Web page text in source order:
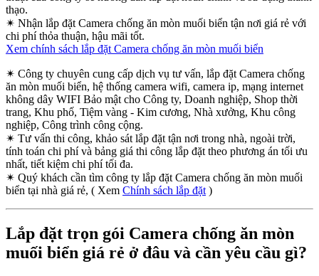
thạo.
✴ Nhận lắp đặt Camera chống ăn mòn muối biển tận nơi giá rẻ với
chi phí thỏa thuận, hậu mãi tốt.
Xem chính sách lắp đặt Camera chống ăn mòn muối biển
✴ Công ty chuyên cung cấp dịch vụ tư vấn, lắp đặt Camera chống
ăn mòn muối biển, hệ thống camera wifi, camera ip, mạng internet
không dây WIFI Bảo mật cho Công ty, Doanh nghiệp, Shop thời
trang, Khu phố, Tiệm vàng - Kim cương, Nhà xưởng, Khu công
nghiệp, Công trình công cộng.
✴ Tư vấn thi công, khảo sát lắp đặt tận nơi trong nhà, ngoài trời,
tính toán chi phí và bảng giá thi công lắp đặt theo phương án tối ưu
nhất, tiết kiệm chi phí tối đa.
✴ Quý khách cần tìm công ty lắp đặt Camera chống ăn mòn muối
biển tại nhà giá rẻ, ( Xem Chính sách lắp đặt )
Lắp đặt trọn gói Camera chống ăn mòn
muối biển giá rẻ ở đâu và cần yêu cầu gì?